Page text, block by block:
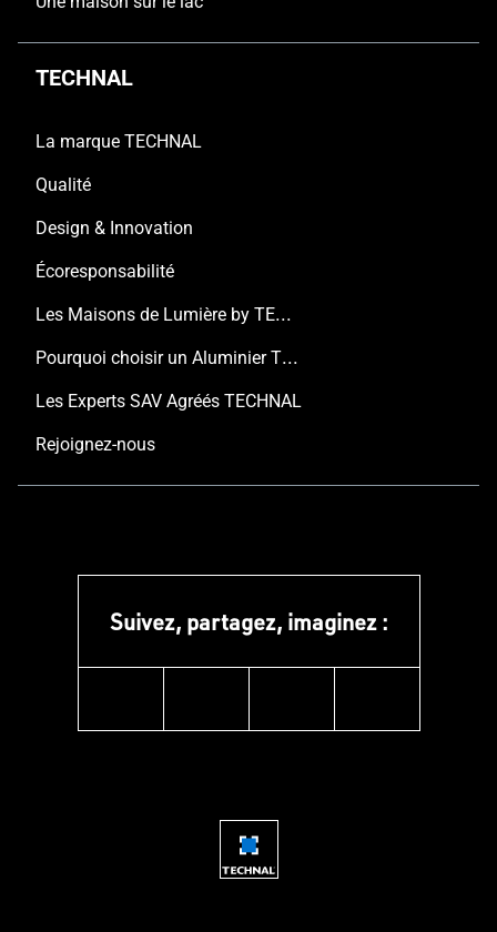
TECHNAL
La marque TECHNAL
Qualité
Design & Innovation
Écoresponsabilité
Les Maisons de Lumière by TECHNAL
Pourquoi choisir un Aluminier TECHNAL ?
Les Experts SAV Agréés TECHNAL
Rejoignez-nous
Suivez, partagez, imaginez :